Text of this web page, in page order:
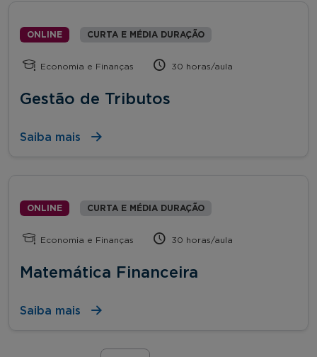
ONLINE CURTA E MÉDIA DURAÇÃO
Economia e Finanças 30 horas/aula
Gestão de Tributos
Saiba mais
ONLINE CURTA E MÉDIA DURAÇÃO
Economia e Finanças 30 horas/aula
Matemática Financeira
Saiba mais